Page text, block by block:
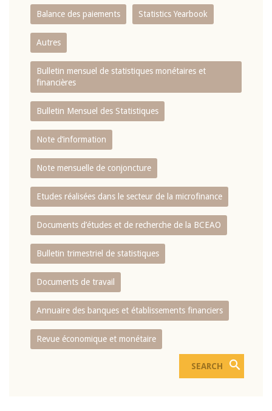
Balance des paiements Statistics Yearbook
Autres
Bulletin mensuel de statistiques monétaires et
financières
Bulletin Mensuel des Statistiques
Note d’information
Note mensuelle de conjoncture
Etudes réalisées dans le secteur de la microfinance
Documents d’études et de recherche de la BCEAO
Bulletin trimestriel de statistiques
Documents de travail
Annuaire des banques et établissements financiers
Revue économique et monétaire